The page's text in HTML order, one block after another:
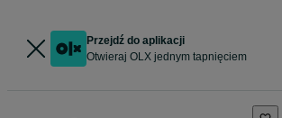
Przejdź do aplikacji
Otwieraj OLX jednym tapnięciem